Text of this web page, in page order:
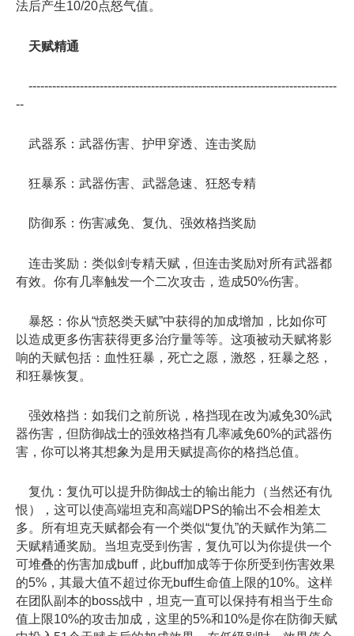
法后产生10/20点怒气值。
天赋精通
------------------------------------------------------------------------------
--
武器系：武器伤害、护甲穿透、连击奖励
狂暴系：武器伤害、武器急速、狂怒专精
防御系：伤害减免、复仇、强效格挡奖励
连击奖励：类似剑专精天赋，但连击奖励对所有武器都
有效。你有几率触发一个二次攻击，造成50%伤害。
暴怒：你从“愤怒类天赋”中获得的加成增加，比如你可
以造成更多伤害获得更多治疗量等等。这项被动天赋将影
响的天赋包括：血性狂暴，死亡之愿，激怒，狂暴之怒，
和狂暴恢复。
强效格挡：如我们之前所说，格挡现在改为减免30%武
器伤害，但防御战士的强效格挡有几率减免60%的武器伤
害，你可以将其想象为是用天赋提高你的格挡总值。
复仇：复仇可以提升防御战士的输出能力（当然还有仇
恨），这可以使高端坦克和高端DPS的输出不会相差太
多。所有坦克天赋都会有一个类似“复仇”的天赋作为第二
天赋精通奖励。当坦克受到伤害，复仇可以为你提供一个
可堆叠的伤害加成buff，此buff加成等于你所受到伤害效果
的5%，其最大值不超过你无buff生命值上限的10%。这样
在团队副本的boss战中，坦克一直可以保持有相当于生命
值上限10%的攻击加成，这里的5%和10%是你在防御天赋